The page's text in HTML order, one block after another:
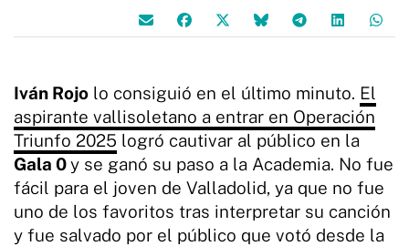
Iván Rojo lo consiguió en el último minuto. El
aspirante vallisoletano a entrar en Operación
Triunfo 2025 logró cautivar al público en la
Gala 0y se ganó su paso a la Academia. No fue
fácil para el joven de Valladolid, ya que no fue
uno de los favoritos tras interpretar su canción
y fue salvado por el público que votó desde la